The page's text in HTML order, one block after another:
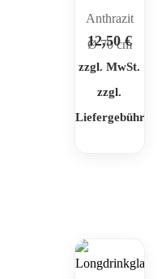
Anthrazit
Ø 70 cm
12,50€
zzgl. MwSt.
zzgl.
Liefergebühr